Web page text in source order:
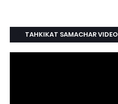
TAHKIKAT SAMACHAR VIDEO